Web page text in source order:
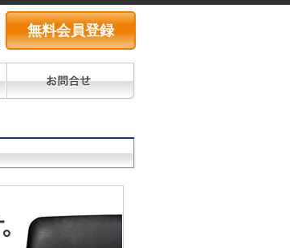
無料会員登録